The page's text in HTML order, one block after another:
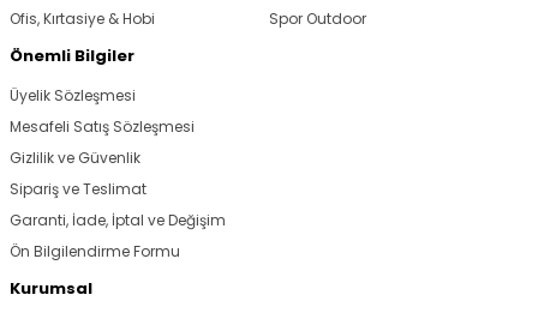
Ofis, Kırtasiye & Hobi
Spor Outdoor
Önemli Bilgiler
Üyelik Sözleşmesi
Mesafeli Satış Sözleşmesi
Gizlilik ve Güvenlik
Sipariş ve Teslimat
Garanti, İade, İptal ve Değişim
Ön Bilgilendirme Formu
Kurumsal